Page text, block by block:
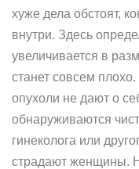
хуже дела обстоят,
внутри. Здесь
увеличивается в
станет совсем
опухоли не дают о
обнаруживаются
гинеколога или
страдают женщины.